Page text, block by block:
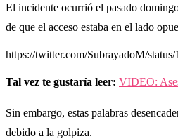
El incidente ocurrió el pasado
de que el acceso estaba en el lado
https://twitter.com/SubrayadoM/
Tal vez te gustaría leer: VIDEO:
Sin embargo, estas palabras
debido a la golpiza.